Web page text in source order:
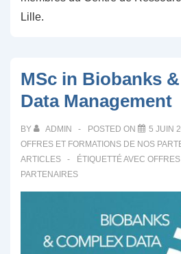
Lille.
MSc in Biobanks
Data Management
BY ADMIN POSTED ON 5 JUIN
OFFRES ET FORMATIONS DE NOS
ARTICLES
ÉTIQUETTÉ AVEC
PARTENAIRES